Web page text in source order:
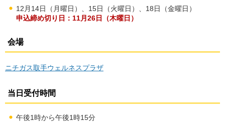
12月14日（月曜日）、15日（火曜日）、18日（金曜日）
申込締め切り日：11月26日（木曜日）
会場
ニチガス取手ウェルネスプラザ
当日受付時間
午後1時から午後1時15分